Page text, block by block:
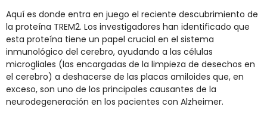
Aquí es donde entra en juego el reciente descubrimiento de
la proteína TREM2. Los investigadores han identificado que
esta proteína tiene un papel crucial en el sistema
inmunológico del cerebro, ayudando a las células
microgliales (las encargadas de la limpieza de desechos en
el cerebro) a deshacerse de las placas amiloides que, en
exceso, son uno de los principales causantes de la
neurodegeneración en los pacientes con Alzheimer.